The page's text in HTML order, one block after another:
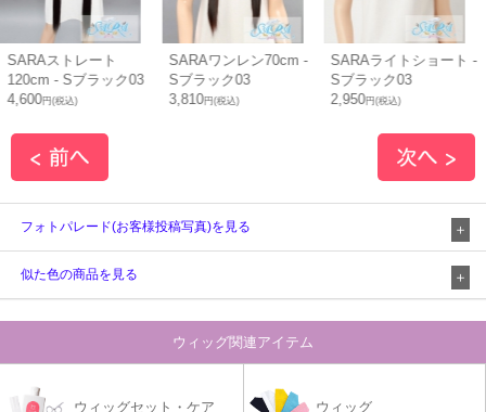
SARAストレート
120cm - Sブラック03
4,600円(税込)
SARAワンレン70cm -
Sブラック03
3,810円(税込)
SARAライトショート -
Sブラック03
2,950円(税込)
フォトパレード(お客様投稿写真)を見る
似た色の商品を見る
ウィッグ関連アイテム
ウィッグセット・ケア
ウィッグ